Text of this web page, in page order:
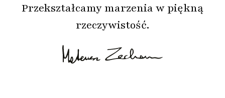
Przekształcamy marzenia w piękną
rzeczywistość.